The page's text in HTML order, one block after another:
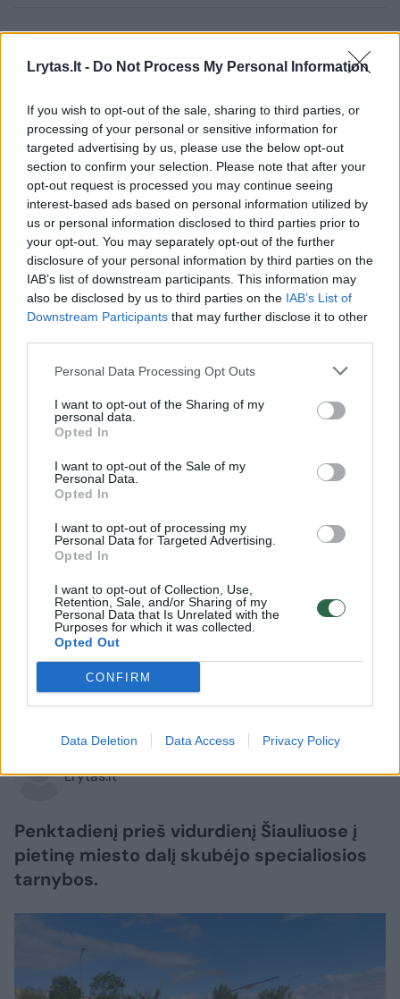
Lrytas.lt - Do Not Process My Personal Information
If you wish to opt-out of the sale, sharing to third parties, or
processing of your personal or sensitive information for
targeted advertising by us, please use the below opt-out
section to confirm your selection. Please note that after your
opt-out request is processed you may continue seeing
interest-based ads based on personal information utilized by
us or personal information disclosed to third parties prior to
your opt-out. You may separately opt-out of the further
disclosure of your personal information by third parties on the
IAB’s list of downstream participants. This information may
also be disclosed by us to third parties on the IAB’s List of
Downstream Participants that may further disclose it to other
Personal Data Processing Opt Outs
I want to opt-out of the Sharing of my
personal data.
Opted In
I want to opt-out of the Sale of my
Personal Data.
Opted In
I want to opt-out of processing my
Personal Data for Targeted Advertising.
Opted In
I want to opt-out of Collection, Use,
Retention, Sale, and/or Sharing of my
Personal Data that Is Unrelated with the
Purposes for which it was collected.
Opted Out
CONFIRM
Data Deletion Data Access Privacy Policy
Prisijunkite prie registruotų vartotojų
bendruomenės ir bendraukite komentaruose!
Rodyti komentarus
Prisijungti komentatoriams
Šiauliuose 86 metų vyro
vairuojamas „Opel“ sukėlė avariją
– automobilis apvirto ant stogo
2026 m. rugpjūčio 7 d. 10:02
Lrytas.lt
Penktadienį prieš vidurdienį Šiauliuose į
pietinę miesto dalį skubėjo specialiosios
tarnybos.